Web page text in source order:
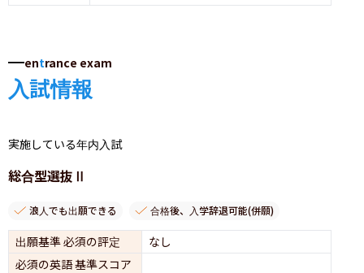
entrance exam
入試情報
実施している年内入試
総合型選抜Ⅱ
浪人でも出願できる 合格後、入学辞退可能(併願)
出願基準 必須の評定
なし
必須の英語 基準スコア